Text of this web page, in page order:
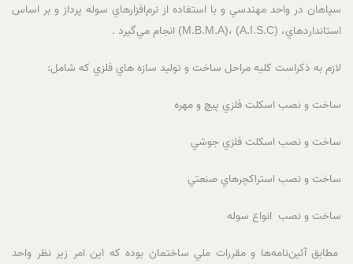
سپاهان در واحد مهندسي و با استفاده از نرم‌افزارهاي سوله پرداز و بر اساس
استانداردهاي، (A.I.S.C) ،(M.B.M.A) انجام مي‌گيرد .
لازم به ذکراست کليه مراحل ساخت و توليد سازه هاي فلزي که شامل:
ساخت و نصب اسکلت فلزي پيچ و مهره
ساخت و نصب اسکلت فلزي جوشي
ساخت و نصب استراکچرهاي صنعتي
ساخت و نصب انواع سوله
مطابق آئين‌نامه‌ها و مقررات ملي ساختمان بوده که اين امر زير نظر واحد